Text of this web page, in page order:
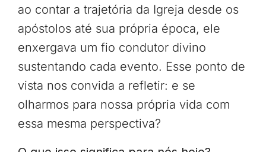
ao contar a trajetória da Igreja desde os
apóstolos até sua própria época, ele
enxergava um fio condutor divino
sustentando cada evento. Esse ponto de
vista nos convida a refletir: e se
olharmos para nossa própria vida com
essa mesma perspectiva?